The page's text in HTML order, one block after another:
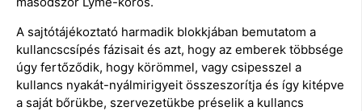
A sajtótájékoztató harmadik blokkjában bemutatom a
kullancscsípés fázisait és azt, hogy az emberek többsége
úgy fertőződik, hogy körömmel, vagy csipesszel a
kullancs nyakát-nyálmirigyeit összeszorítja és így kitépve
a saját bőrükbe, szervezetükbe préselik a kullancs